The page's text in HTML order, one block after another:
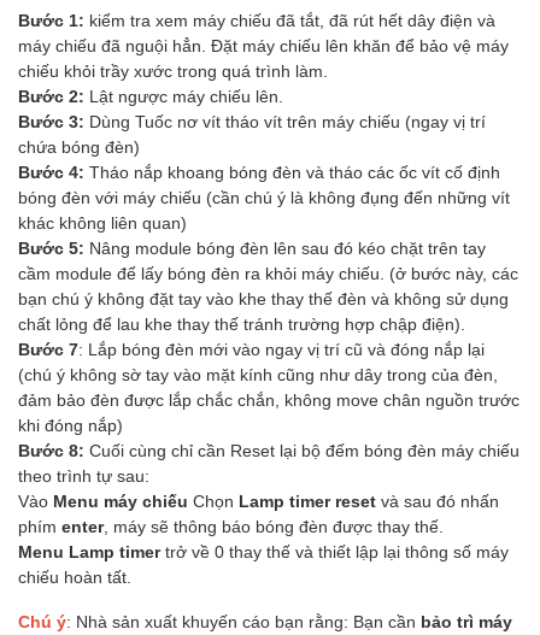
Bước 1: kiểm tra xem máy chiếu đã tắt, đã rút hết dây điện và
máy chiếu đã nguội hẳn. Đặt máy chiếu lên khăn để bảo vệ máy
chiếu khỏi trầy xước trong quá trình làm.
Bước 2: Lật ngược máy chiếu lên.
Bước 3: Dùng Tuốc nơ vít tháo vít trên máy chiếu (ngay vị trí
chứa bóng đèn)
Bước 4: Tháo nắp khoang bóng đèn và tháo các ốc vít cố định
bóng đèn với máy chiếu (cần chú ý là không đụng đến những vít
khác không liên quan)
Bước 5: Nâng module bóng đèn lên sau đó kéo chặt trên tay
cầm module để lấy bóng đèn ra khỏi máy chiếu. (ở bước này, các
bạn chú ý không đặt tay vào khe thay thế đèn và không sử dụng
chất lỏng để lau khe thay thế tránh trường hợp chập điện).
Bước 7: Lắp bóng đèn mới vào ngay vị trí cũ và đóng nắp lại
(chú ý không sờ tay vào mặt kính cũng như dây trong của đèn,
đảm bảo đèn được lắp chắc chắn, không move chân nguồn trước
khi đóng nắp)
Bước 8: Cuối cùng chỉ cần Reset lại bộ đếm bóng đèn máy chiếu
theo trình tự sau:
Vào Menu máy chiếu Chọn Lamp timer reset và sau đó nhấn
phím enter, máy sẽ thông báo bóng đèn được thay thế.
Menu Lamp timertrở về 0 thay thế và thiết lập lại thông số máy
chiếu hoàn tất.
Chú ý: Nhà sản xuất khuyến cáo bạn rằng: Bạn cần bảo trì máy